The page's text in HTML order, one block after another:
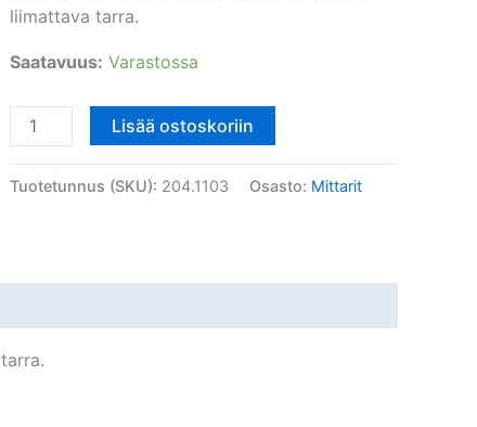
liimattava tarra.
Saatavuus: Varastossa
Lämpömittari
akvaarioon,
digitaalinen
Lisää ostoskoriin
Tuotetunnus (SKU): 204.1103 Osasto: Mittarit